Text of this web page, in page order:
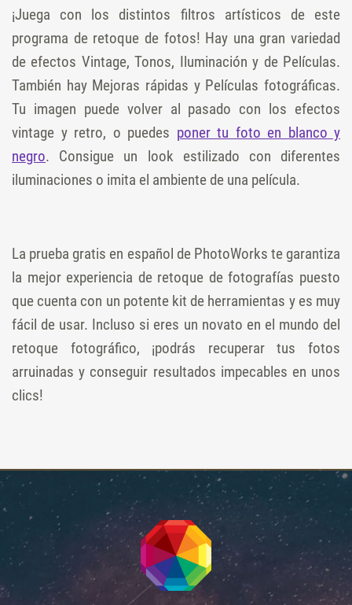
¡Juega con los distintos filtros artísticos de este
programa de retoque de fotos! Hay una gran variedad
de efectos Vintage, Tonos, Iluminación y de Películas.
También hay Mejoras rápidas y Películas fotográficas.
Tu imagen puede volver al pasado con los efectos
vintage y retro, o puedes poner tu foto en blanco y
negro. Consigue un look estilizado con diferentes
iluminaciones o imita el ambiente de una película.
La prueba gratis en español de PhotoWorks te garantiza
la mejor experiencia de retoque de fotografías puesto
que cuenta con un potente kit de herramientas y es muy
fácil de usar. Incluso si eres un novato en el mundo del
retoque fotográfico, ¡podrás recuperar tus fotos
arruinadas y conseguir resultados impecables en unos
clics!